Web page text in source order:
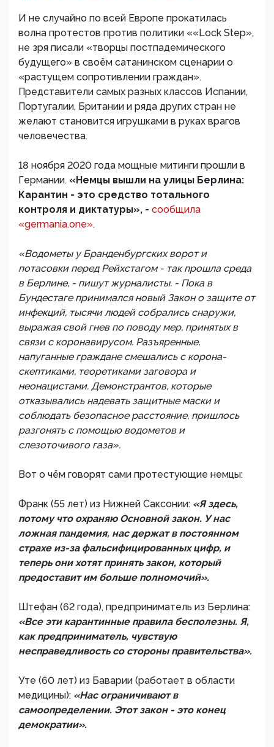
И не случайно по всей Европе прокатилась
волна протестов против политики ««Lock Step»,
не зря писали «творцы постпадемического
будущего» в своём сатанинском сценарии о
«растущем сопротивлении граждан».
Представители самых разных классов Испании,
Португалии, Британии и ряда других стран не
желают становится игрушками в руках врагов
человечества.
18 ноября 2020 года мощные митинги прошли в
Германии. «Немцы вышли на улицы Берлина:
Карантин - это средство тотального
контроля и диктатуры», - сообщила
«germania.one».
«Водометы у Бранденбургских ворот и
потасовки перед Рейхстагом - так прошла среда
в Берлине, - пишут журналисты. - Пока в
Бундестаге принимался новый Закон о защите от
инфекций, тысячи людей собрались снаружи,
выражая свой гнев по поводу мер, принятых в
связи с коронавирусом. Разъяренные,
напуганные граждане смешались с корона-
скептиками, теоретиками заговора и
неонацистами. Демонстрантов, которые
отказывались надевать защитные маски и
соблюдать безопасное расстояние, пришлось
разгонять с помощью водометов и
слезоточивого газа».
Вот о чём говорят сами протестующие немцы:
Франк (55 лет) из Нижней Саксонии: «Я здесь,
потому что охраняю Основной закон. У нас
ложная пандемия, нас держат в постоянном
страхе из-за фальсифицированных цифр, и
теперь они хотят принять закон, который
предоставит им больше полномочий».
Штефан (62 года), предприниматель из Берлина:
«Все эти карантинные правила бесполезны. Я,
как предприниматель, чувствую
несправедливость со стороны правительства».
Уте (60 лет) из Баварии (работает в области
медицины): «Нас ограничивают в
самоопределении. Этот закон - это конец
демократии».